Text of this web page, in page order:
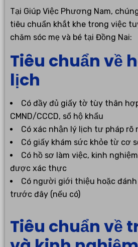
Tại Giúp Việc Phương Nam,
tiêu chuẩn khắt khe trong việc
chăm sóc mẹ và bé tại Đồng Nai:
Tiêu chuẩn về
lịch
Có đầy đủ giấy tờ tùy thân
CMND/CCCD, sổ hộ khẩu
Có xác nhận lý lịch tư pháp rõ
Có giấy khám sức khỏe từ cơ
Có hồ sơ làm việc, kinh
được xác thực
Có người giới thiệu hoặc
trước đây (nếu có)
Tiêu chuẩn về